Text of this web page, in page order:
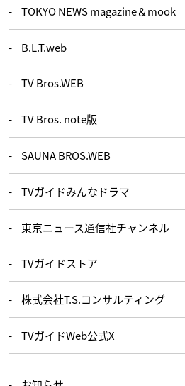
TOKYO NEWS magazine＆mook
B.L.T.web
TV Bros.WEB
TV Bros. note版
SAUNA BROS.WEB
TVガイドみんなドラマ
東京ニュース通信社チャンネル
TVガイドストア
株式会社T.S.コンサルティング
TVガイドWeb公式X